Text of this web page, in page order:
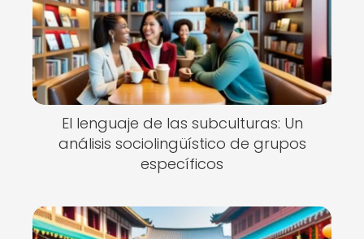
El lenguaje de las subculturas: Un
análisis sociolingüístico de grupos
específicos